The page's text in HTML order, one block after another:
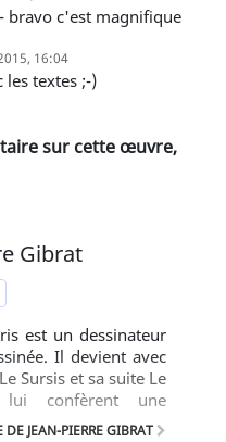
- bravo c'est magnifique
16:04
les textes ;-)
sur cette œuvre,
Gibrat
est un dessinateur
Il devient avec
Sursis et sa suite Le
confèrent une
critique.
JEAN-PIERRE GIBRAT